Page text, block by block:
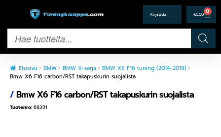
€0,00 0
Etusivu BMW BMW X-sarja
BMW X6 F16 tuning (2014-2019)
Bmw X6 F16 carbon/RST takapuskurin suojalista
/Bmw X6 F16 carbon/RST takapuskurin suojalista
Tuotenro: 68391